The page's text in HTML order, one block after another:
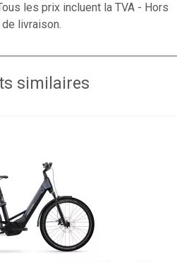
les prix incluent la TVA - Hors
livraison.
similaires